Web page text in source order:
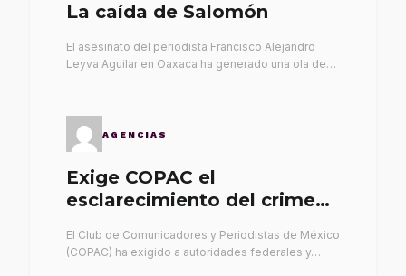
La caída de Salomón
El asesinato del periodista Francisco Alejandro
Leyva Aguilar en Oaxaca ha generado una ola de…
AGENCIAS
Exige COPAC el
esclarecimiento del crimen
El Club de Comunicadores y Periodistas de México
(COPAC) ha exigido a autoridades federales y…